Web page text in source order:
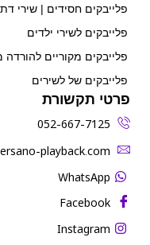
פלייבקים חסידים | שירי
פלייבקים לשירי ילדים
פלייבקים מקוריים להורדה
פלייבקים של לשירים
פרטי תקשורת
052-667-7125
playback.com‬
WhatsApp
Facebook
Instagram